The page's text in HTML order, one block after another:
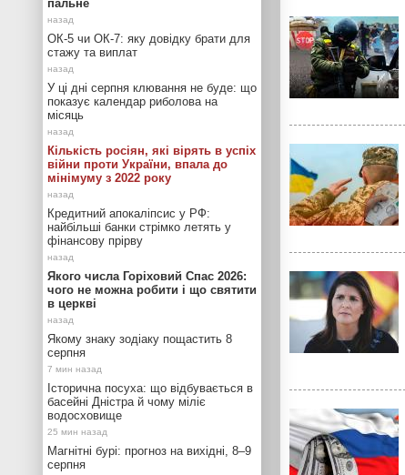
пальне
ОК-5 чи ОК-7: яку довідку брати для
стажу та виплат
У ці дні серпня клювання не буде: що
показує календар риболова на
місяць
Кількість росіян, які вірять в успіх
війни проти України, впала до
мінімуму з 2022 року
Кредитний апокаліпсис у РФ:
найбільші банки стрімко летять у
фінансову прірву
Якого числа Горіховий Спас 2026:
чого не можна робити і що святити
в церкві
Якому знаку зодіаку пощастить 8
серпня
Історична посуха: що відбувається в
басейні Дністра й чому міліє
водосховище
Магнітні бурі: прогноз на вихідні, 8–9
серпня